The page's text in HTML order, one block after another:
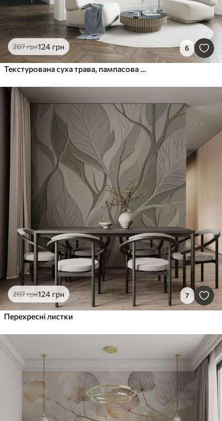
207грн124 грн 6
Текстурована суха трава, пампасова трава та блакитне листя, виконані у м'якому акварельному стилі
207грн124 грн 7
Перехресні листки